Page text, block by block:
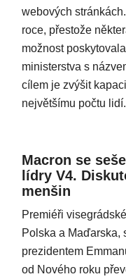
webových
roce, přestože
možnost
ministerstva s
cílem je zvýšit
největšímu počtu lidí.
Macron se
lídry V4.
menšin
Premiéři
Polska a Maďarska,
prezidentem
od Nového roku